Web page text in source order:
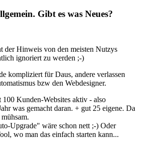
Gibt es was Neues?
der Hinweis von den meisten Nutzys
ignoriert zu werden ;-)
kompliziert für Daus, andere verlassen
bzw den Webdesigner.
100 Kunden-Websites aktiv - also
was gemacht daran. + gut 25 eigene. Da
Upgrade" wäre schon nett ;-) Oder
wo man das einfach starten kann...